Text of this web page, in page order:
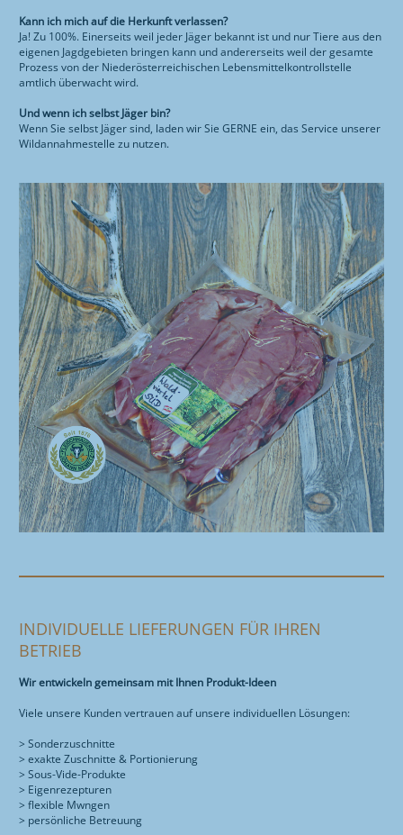
Kann ich mich auf die Herkunft verlassen?
Ja! Zu 100%. Einerseits weil jeder Jäger bekannt ist und nur Tiere aus den
eigenen Jagdgebieten bringen kann und andererseits weil der gesamte
Prozess von der Niederösterreichischen Lebensmittelkontrollstelle
amtlich überwacht wird.
Und wenn ich selbst Jäger bin?
Wenn Sie selbst Jäger sind, laden wir Sie GERNE ein, das Service unserer
Wildannahmestelle zu nutzen.
INDIVIDUELLE LIEFERUNGEN FÜR IHREN
BETRIEB
Wir entwickeln gemeinsam mit Ihnen Produkt-Ideen
Viele unsere Kunden vertrauen auf unsere individuellen Lösungen:
> Sonderzuschnitte
> exakte Zuschnitte & Portionierung
> Sous-Vide-Produkte
> Eigenrezepturen
> flexible Mwngen
> persönliche Betreuung